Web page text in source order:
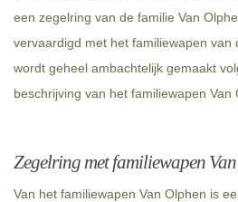
een zegelring van de familie Van
vervaardigd met het familiewapen van
wordt geheel ambachtelijk gemaakt
beschrijving van het familiewapen Van
Zegelring met familiewapen
Van het familiewapen Van Olphen is